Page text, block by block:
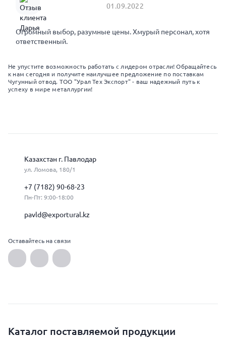
01.09.2022
Огромный выбор, разумные цены. Хмурый персонал, хотя
ответственный.
Не упустите возможность работать с лидером отрасли! Обращайтесь
к нам сегодня и получите наилучшее предложение по поставкам
Чугунный отвод. ТОО "Урал Тех Экспорт" - ваш надежный путь к
успеху в мире металлургии!
Казахстан г. Павлодар
ул. Ломова, 180/1
+7 (7182) 90-68-23
Пн-Пт: 9:00-18:00
pavld@exportural.kz
Оставайтесь на связи
Каталог поставляемой продукции